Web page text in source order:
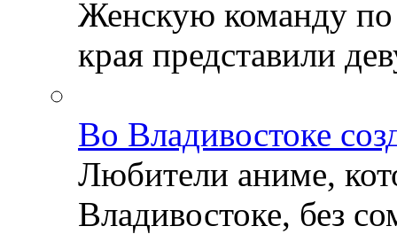
Женскую команду
края представили
Во Владивостоке
Любители аниме,
Владивостоке, без